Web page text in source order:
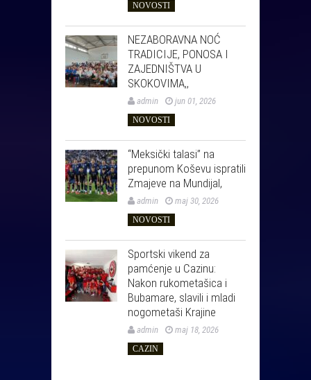
NOVOSTI
NEZABORAVNA NOĆ
TRADICIJE, PONOSA I
ZAJEDNIŠTVA U
SKOKOVIMA,,
admin jun 01, 2026
NOVOSTI
“Meksički talasi” na
prepunom Koševu ispratili
Zmajeve na Mundijal,
admin maj 30, 2026
NOVOSTI
Sportski vikend za
pamćenje u Cazinu:
Nakon rukometašica i
Bubamare, slavili i mladi
nogometaši Krajine
admin maj 18, 2026
CAZIN